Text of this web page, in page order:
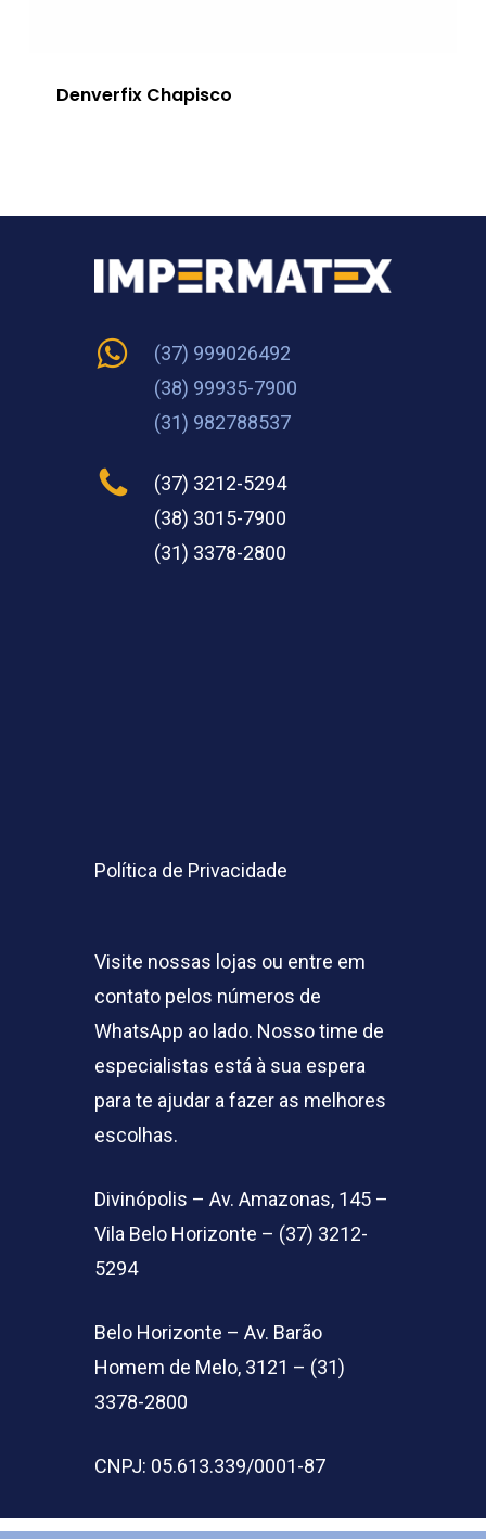
Denverfix Chapisco
(37) 999026492
(38) 99935-7900
(31) 982788537
(37) 3212-5294
(38) 3015-7900
(31) 3378-2800
Política de Privacidade
Visite nossas lojas ou entre em
contato pelos números de
WhatsApp ao lado. Nosso time de
especialistas está à sua espera
para te ajudar a fazer as melhores
escolhas.
Divinópolis – Av. Amazonas, 145 –
Vila Belo Horizonte – (37) 3212-
5294
Belo Horizonte – Av. Barão
Homem de Melo, 3121 – (31)
3378-2800
CNPJ: 05.613.339/0001-87